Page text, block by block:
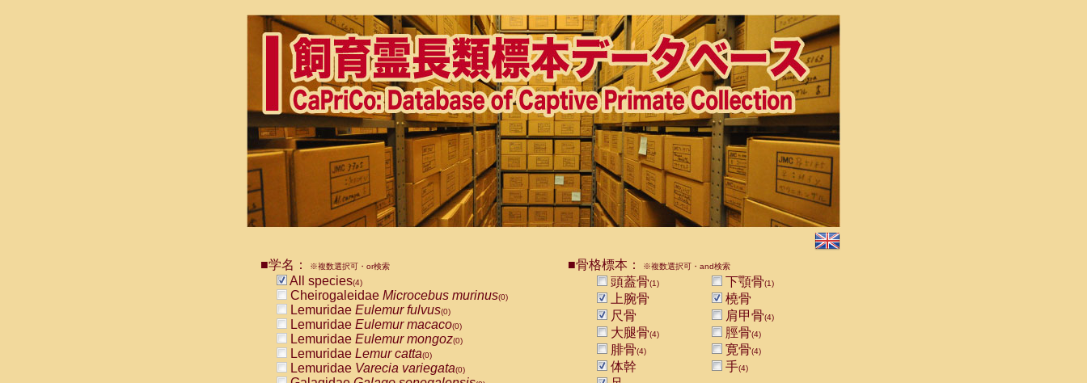
■学名： ※複数選択可・or検索
All species(4)
Cheirogaleidae Microcebus murinus(0)
Lemuridae Eulemur fulvus(0)
Lemuridae Eulemur macaco(0)
Lemuridae Eulemur mongoz(0)
Lemuridae Lemur catta(0)
Lemuridae Varecia variegata(0)
■骨格標本： ※複数選択可・and検索
頭蓋骨(1) 下顎骨(1)
上腕骨
橈骨
尺骨
肩甲骨(4)
大腿骨(4) 脛骨(4)
腓骨(4) 寛骨(4)
体幹 手(4)